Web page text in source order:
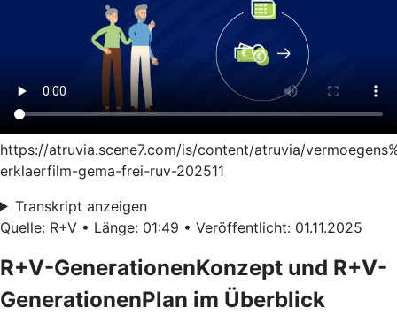
https://atruvia.scene7.com/is/content/atruvia/
erklaerfilm-gema-frei-ruv-202511
Transkript anzeigen
Quelle: R+V • Länge: 01:49 • Veröffentlicht: 01.11.2025
R+V-GenerationenKonzept und R+V-
GenerationenPlan im Überblick